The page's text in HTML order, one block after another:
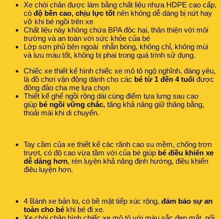
Xe chòi chân được làm bằng chất liệu nhựa HDPE cao cấp,
có độ bền cao, chịu lực tốt nên không dễ dàng bị nứt hay
vỡ khi bé ngồi trên xe
Chất liệu này không chứa BPA độc hại, thân thiện với môi
trường và an toàn với sức khỏe của bé
Lớp sơn phủ bên ngoài nhẵn bóng, không chỉ, không mùi
và lưu màu tốt, không bị phai trong quá trình sử dụng.
Chiếc xe thiết kế hình chiếc xe mô tô ngộ nghĩnh, đáng yêu,
là đồ chơi vận động dành cho các bé từ 1 đến 4 tuổi được
đông đảo cha mẹ lựa chọn
Thiết kế ghế ngồi rộng dài cùng điểm tựa lưng sau cao
giúp bé ngồi vững chắc, tăng khả năng giữ thăng bằng,
thoải mái khi di chuyển.
Tay cầm của xe thiết kế các rãnh cao su mềm, chống trơn
trượt, có độ cao vừa tầm với của bé giúp bé điều khiển xe
dễ dàng hơn, rèn luyện khả năng định hướng, điều khiển
điêu luyện hơn.
4 Bánh xe bản to, có bề mặt tiếp xúc rộng, đảm bảo sự an
toàn cho bé khi bé đi xe.